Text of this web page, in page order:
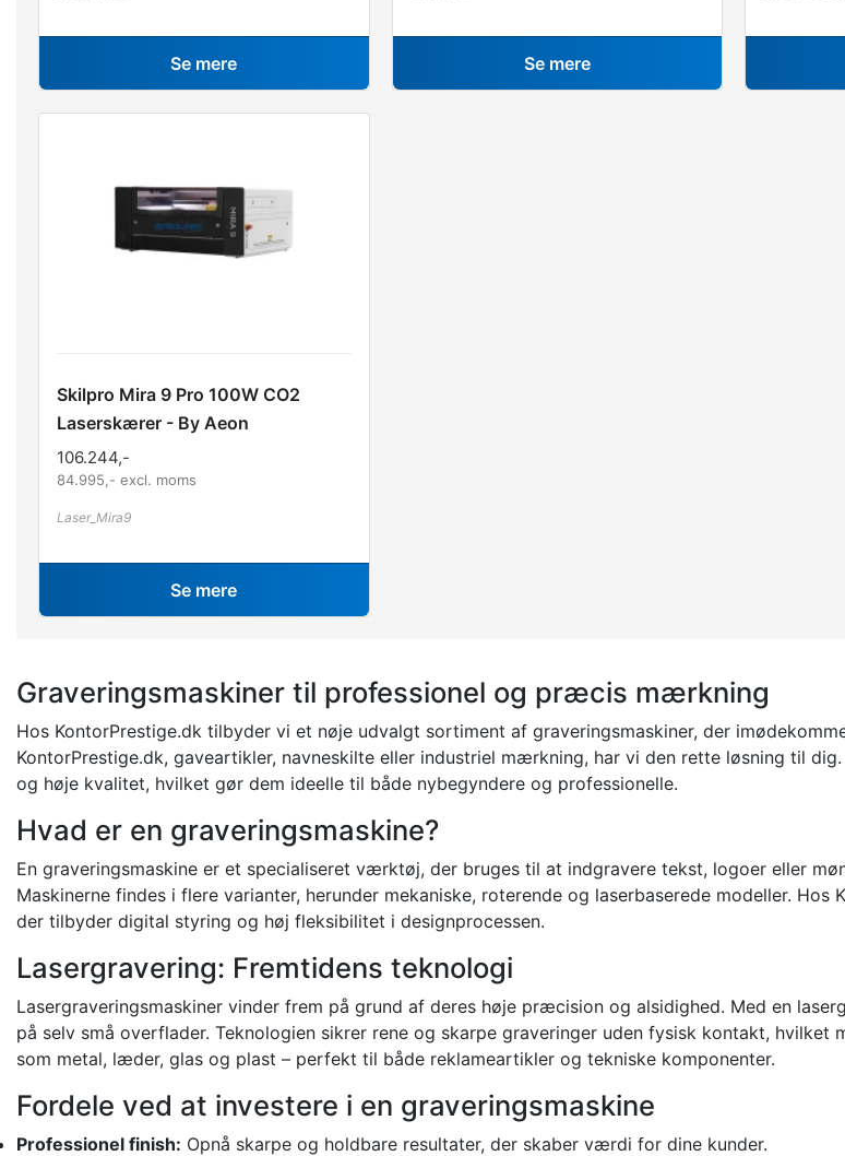
Se mere Se mere
Skilpro Mira 9 Pro 100W CO2
Laserskærer - By Aeon
106.244,-
84.995 ,- excl. moms
Laser_Mira9
Se mere
Graveringsmaskiner til professionel og præcis mærkning
Hos KontorPrestige.dk tilbyder vi et nøje udvalgt sortiment af graveringsmaskiner, der
KontorPrestige.dk, gaveartikler, navneskilte eller industriel mærkning, har vi den rette løsning til
og høje kvalitet, hvilket gør dem ideelle til både nybegyndere og professionelle.
Hvad er en graveringsmaskine?
En graveringsmaskine er et specialiseret værktøj, der bruges til at indgravere tekst, logoer eller
Maskinerne findes i flere varianter, herunder mekaniske, roterende og laserbaserede modeller.
der tilbyder digital styring og høj fleksibilitet i designprocessen.
Lasergravering: Fremtidens teknologi
Lasergraveringsmaskiner vinder frem på grund af deres høje præcision og alsidighed. Med en
på selv små overflader. Teknologien sikrer rene og skarpe graveringer uden fysisk kontakt,
som metal, læder, glas og plast – perfekt til både reklameartikler og tekniske komponenter.
Fordele ved at investere i en graveringsmaskine
Professionel finish: Opnå skarpe og holdbare resultater, der skaber værdi for dine kunder.